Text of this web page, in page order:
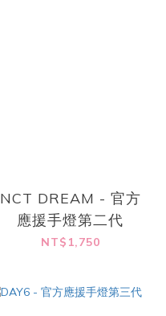
NCT DREAM - 官方
應援手燈第二代
NT$1,750